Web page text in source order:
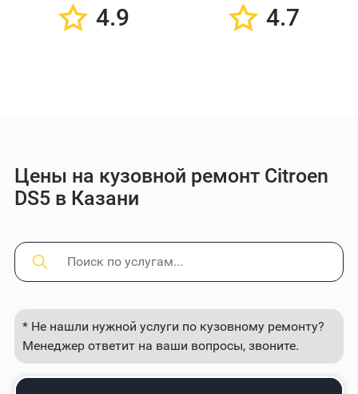
4.9 4.7
Цены на кузовной ремонт Citroen
DS5 в Казани
* Не нашли нужной услуги по кузовному ремонту?
Менеджер ответит на ваши вопросы, звоните.